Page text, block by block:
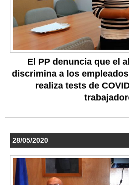
El PP denuncia que el
discrimina a los
realiza tests de
28/05/2020